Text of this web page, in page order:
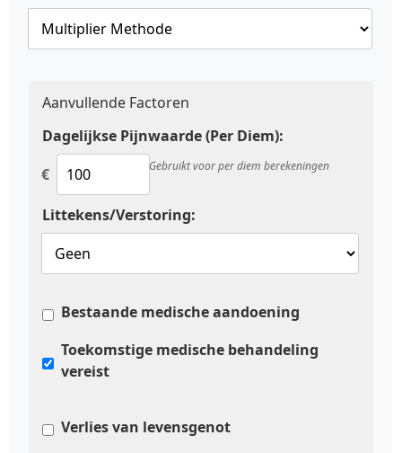
Aanvullende Factoren
Dagelijkse Pijnwaarde (Per Diem):
€
Gebruikt voor per diem berekeningen
Littekens/Verstoring:
Bestaande medische aandoening
Toekomstige medische behandeling
vereist
Verlies van levensgenot